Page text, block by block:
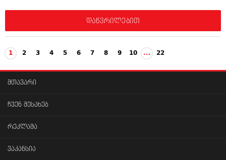
დაწვრილებით
1 2 3 4 5 6 7 8 9 10 ... 22
მთავარი
ჩვენ შესახებ
რეკლამა
ვაკანსია